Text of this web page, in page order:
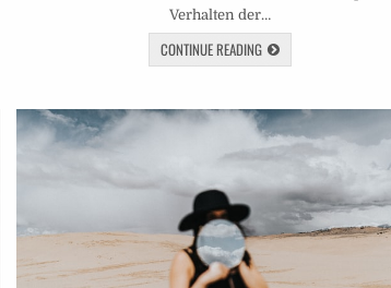
Verhalten der…
CONTINUE READING